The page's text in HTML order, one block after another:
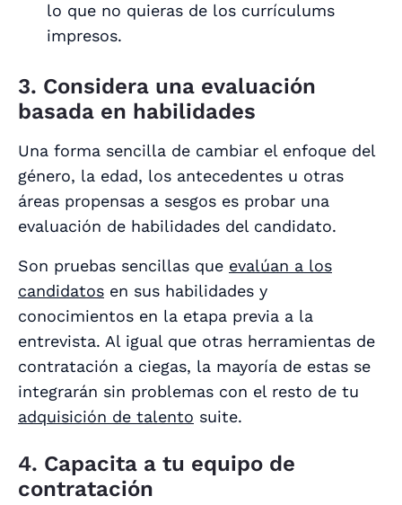
lo que no quieras de los currículums
impresos.
3. Considera una evaluación
basada en habilidades
Una forma sencilla de cambiar el enfoque del
género, la edad, los antecedentes u otras
áreas propensas a sesgos es probar una
evaluación de habilidades del candidato.
Son pruebas sencillas que evalúan a los
candidatos en sus habilidades y
conocimientos en la etapa previa a la
entrevista. Al igual que otras herramientas de
contratación a ciegas, la mayoría de estas se
integrarán sin problemas con el resto de tu
adquisición de talento suite.
4. Capacita a tu equipo de
contratación